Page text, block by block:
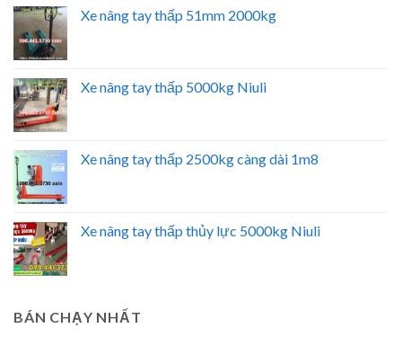
Xe nâng tay thấp 51mm 2000kg
Xe nâng tay thấp 5000kg Niuli
Xe nâng tay thấp 2500kg càng dài 1m8
Xe nâng tay thấp thủy lực 5000kg Niuli
BÁN CHẠY NHẤT